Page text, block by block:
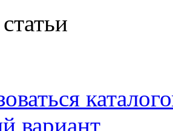
вариант